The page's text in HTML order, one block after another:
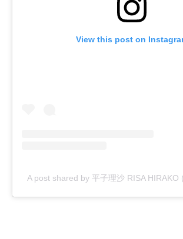
View this post on
A post shared by 平子理沙 RISA HIRAKO